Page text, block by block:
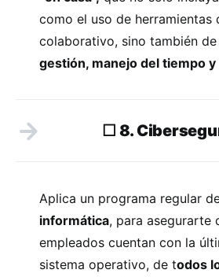
como el uso de herramientas
colaborativo, sino también de
gestión, manejo del tiempo
☐ 8.
Aplica un programa regular
informática, para asegurarte
empleados cuentan con la
sistema operativo, de todos